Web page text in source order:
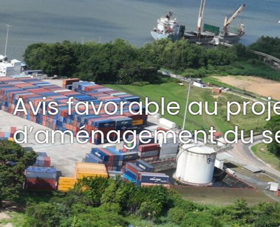
au projet
du secteur 3